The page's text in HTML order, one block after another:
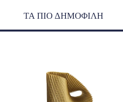
ΤΑ ΠΙΟ ΔΗΜΟΦΙΛΗ